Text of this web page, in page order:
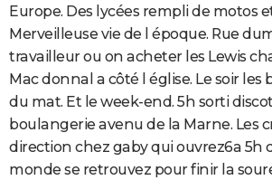
Europe. Des lycées rempli de motos
Merveilleuse vie de l époque. Rue
travailleur ou on acheter les Lewis
Mac donnal a côté l église. Le soir les
du mat. Et le week-end. 5h sorti
boulangerie avenu de la Marne. Les
direction chez gaby qui ouvrez6a 5h
monde se retrouvez pour finir la